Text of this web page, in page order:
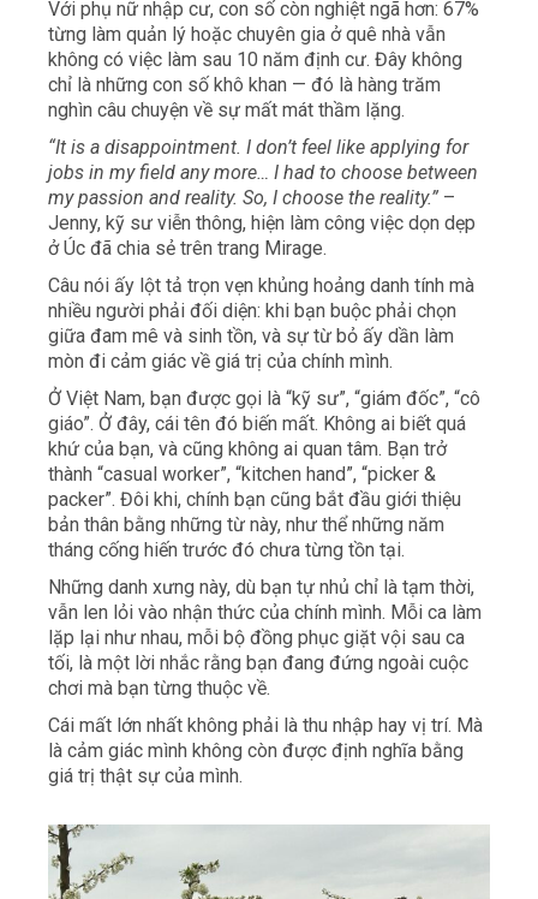
Với phụ nữ nhập cư, con số còn nghiệt ngã hơn: 67%
từng làm quản lý hoặc chuyên gia ở quê nhà vẫn
không có việc làm sau 10 năm định cư. Đây không
chỉ là những con số khô khan — đó là hàng trăm
nghìn câu chuyện về sự mất mát thầm lặng.
“It is a disappointment. I don’t feel like applying for
jobs in my field any more… I had to choose between
my passion and reality. So, I choose the reality.” –
Jenny, kỹ sư viễn thông, hiện làm công việc dọn dẹp
ở Úc đã chia sẻ trên trang Mirage.
Câu nói ấy lột tả trọn vẹn khủng hoảng danh tính mà
nhiều người phải đối diện: khi bạn buộc phải chọn
giữa đam mê và sinh tồn, và sự từ bỏ ấy dần làm
mòn đi cảm giác về giá trị của chính mình.
Ở Việt Nam, bạn được gọi là “kỹ sư”, “giám đốc”, “cô
giáo”. Ở đây, cái tên đó biến mất. Không ai biết quá
khứ của bạn, và cũng không ai quan tâm. Bạn trở
thành “casual worker”, “kitchen hand”, “picker &
packer”. Đôi khi, chính bạn cũng bắt đầu giới thiệu
bản thân bằng những từ này, như thể những năm
tháng cống hiến trước đó chưa từng tồn tại.
Những danh xưng này, dù bạn tự nhủ chỉ là tạm thời,
vẫn len lỏi vào nhận thức của chính mình. Mỗi ca làm
lặp lại như nhau, mỗi bộ đồng phục giặt vội sau ca
tối, là một lời nhắc rằng bạn đang đứng ngoài cuộc
chơi mà bạn từng thuộc về.
Cái mất lớn nhất không phải là thu nhập hay vị trí. Mà
là cảm giác mình không còn được định nghĩa bằng
giá trị thật sự của mình.